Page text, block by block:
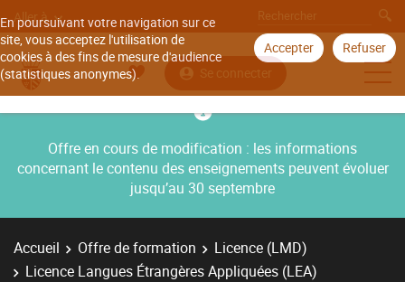
En poursuivant votre navigation sur ce
site, vous acceptez l'utilisation de
cookies à des fins de mesure d'audience
(statistiques anonymes).
Accepter Refuser
Aller à
Se connecter
Offre en cours de modification : les informations
concernant le contenu des enseignements peuvent évoluer
jusqu’au 30 septembre
Accueil Offre de formation
Licence (LMD)
Licence Langues Étrangères Appliquées (LEA)